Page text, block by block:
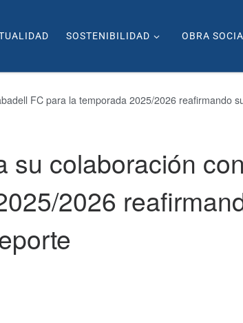
SOSTENIBILIDAD OBRA
FC para la temporada 2025/2026 reafirmando
su colaboración
2026